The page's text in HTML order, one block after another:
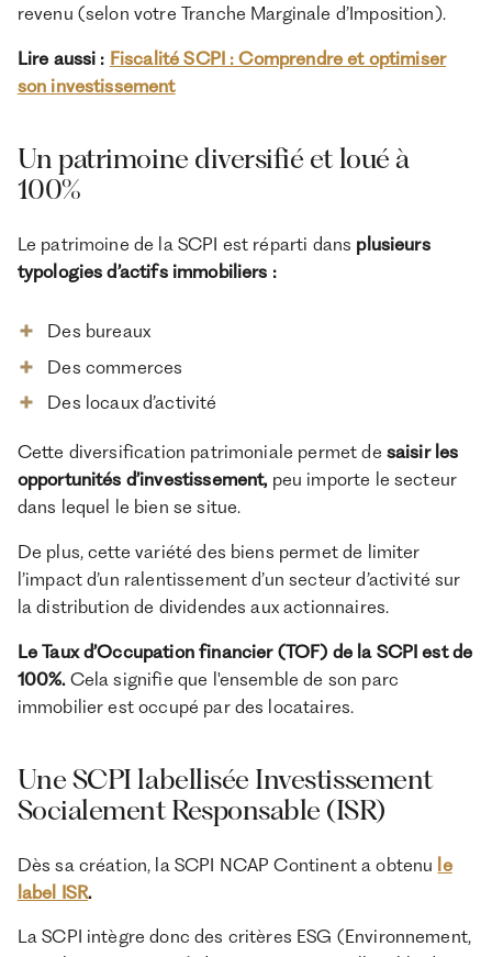
revenu (selon votre Tranche Marginale d’Imposition).
Lire aussi : Fiscalité SCPI : Comprendre et optimiser
son investissement
Un patrimoine diversifié et loué à
100%
Le patrimoine de la SCPI est réparti dans plusieurs
typologies d’actifs immobiliers :
Des bureaux
Des commerces
Des locaux d’activité
Cette diversification patrimoniale permet de saisir les
opportunités d’investissement, peu importe le secteur
dans lequel le bien se situe.
De plus, cette variété des biens permet de limiter
l’impact d’un ralentissement d’un secteur d’activité sur
la distribution de dividendes aux actionnaires.
Le Taux d’Occupation financier (TOF) de la SCPI est de
100%. Cela signifie que l'ensemble de son parc
immobilier est occupé par des locataires.
Une SCPI labellisée Investissement
Socialement Responsable (ISR)
Dès sa création, la SCPI NCAP Continent a obtenu le
label ISR.
La SCPI intègre donc des critères ESG (Environnement,